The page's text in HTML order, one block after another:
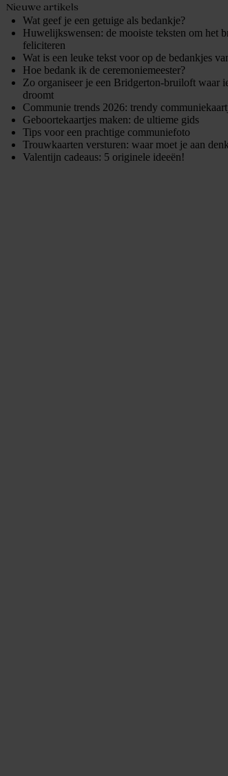
Nieuwe artikels
Wat geef je een getuige als bedankje?
Huwelijkswensen: de mooiste teksten om het
feliciteren
Wat is een leuke tekst voor op de bedankjes
Hoe bedank ik de ceremoniemeester?
Zo organiseer je een Bridgerton-bruiloft waar
droomt
Communie trends 2026: trendy
Geboortekaartjes maken: de ultieme gids
Tips voor een prachtige communiefoto
Trouwkaarten versturen: waar moet je aan
Valentijn cadeaus: 5 originele ideeën!